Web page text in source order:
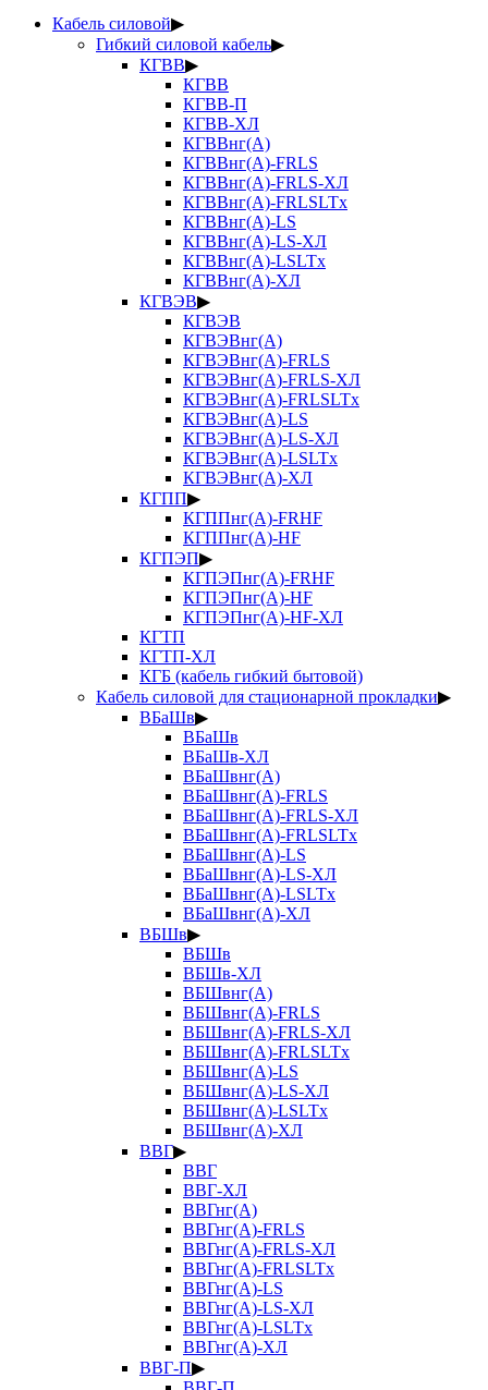
Кабель силовой▶
Гибкий силовой кабель▶
КГВВ▶
КГВВ
КГВВ-П
КГВВ-ХЛ
КГВВнг(А)
КГВВнг(А)-FRLS
КГВВнг(А)-FRLS-ХЛ
КГВВнг(А)-FRLSLTx
КГВВнг(А)-LS
КГВВнг(А)-LS-ХЛ
КГВВнг(А)-LSLTx
КГВВнг(А)-ХЛ
КГВЭВ▶
КГВЭВ
КГВЭВнг(А)
КГВЭВнг(А)-FRLS
КГВЭВнг(А)-FRLS-ХЛ
КГВЭВнг(А)-FRLSLTx
КГВЭВнг(А)-LS
КГВЭВнг(А)-LS-ХЛ
КГВЭВнг(А)-LSLTx
КГВЭВнг(А)-ХЛ
КГПП▶
КГППнг(А)-FRHF
КГППнг(А)-HF
КГПЭП▶
КГПЭПнг(А)-FRHF
КГПЭПнг(А)-HF
КГПЭПнг(А)-HF-ХЛ
КГТП
КГТП-ХЛ
КГБ (кабель гибкий бытовой)
Кабель силовой для стационарной прокладки▶
ВБаШв▶
ВБаШв
ВБаШв-ХЛ
ВБаШвнг(А)
ВБаШвнг(А)-FRLS
ВБаШвнг(А)-FRLS-ХЛ
ВБаШвнг(А)-FRLSLTx
ВБаШвнг(А)-LS
ВБаШвнг(А)-LS-ХЛ
ВБаШвнг(А)-LSLTx
ВБаШвнг(А)-ХЛ
ВБШв▶
ВБШв
ВБШв-ХЛ
ВБШвнг(А)
ВБШвнг(А)-FRLS
ВБШвнг(А)-FRLS-ХЛ
ВБШвнг(А)-FRLSLTx
ВБШвнг(А)-LS
ВБШвнг(А)-LS-ХЛ
ВБШвнг(А)-LSLTx
ВБШвнг(А)-ХЛ
ВВГ▶
ВВГ
ВВГ-ХЛ
ВВГнг(А)
ВВГнг(А)-FRLS
ВВГнг(А)-FRLS-ХЛ
ВВГнг(А)-FRLSLTx
ВВГнг(А)-LS
ВВГнг(А)-LS-ХЛ
ВВГнг(А)-LSLTx
ВВГнг(А)-ХЛ
ВВГ-П▶